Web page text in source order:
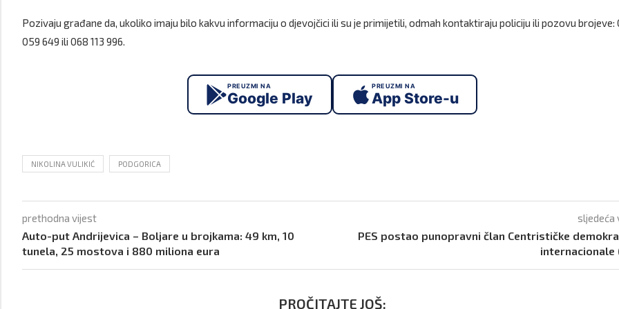
Pozivaju građane da, ukoliko imaju bilo kakvu informaciju o djevojčici ili su je primijetili, odmah kontaktiraju policiju ili pozovu brojeve:
059 649 ili 068 113 996.
PREUZMI NA
Google Play
PREUZMI NA
App Store-u
NIKOLINA VULIKIĆ PODGORICA
prethodna vijest
Auto-put Andrijevica – Boljare u brojkama: 49 km, 10
tunela, 25 mostova i 880 miliona eura
sljedeća
PES postao punopravni član Centrističke
internacionale
PROČITAJTE JOŠ: